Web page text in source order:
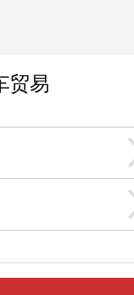
贸易